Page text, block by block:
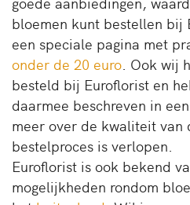
bloemen kunt bestellen bij
een speciale pagina met
onder de 20 euro. Ook wij
besteld bij Euroflorist en
daarmee beschreven in
meer over de kwaliteit van
bestelproces is verlopen.
Euroflorist is ook bekend
mogelijkheden rondom